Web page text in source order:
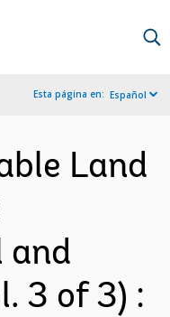
Esta página en: Español
Land
and
3 of 3) :